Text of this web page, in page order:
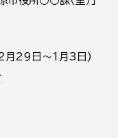
月29日～1月3日)